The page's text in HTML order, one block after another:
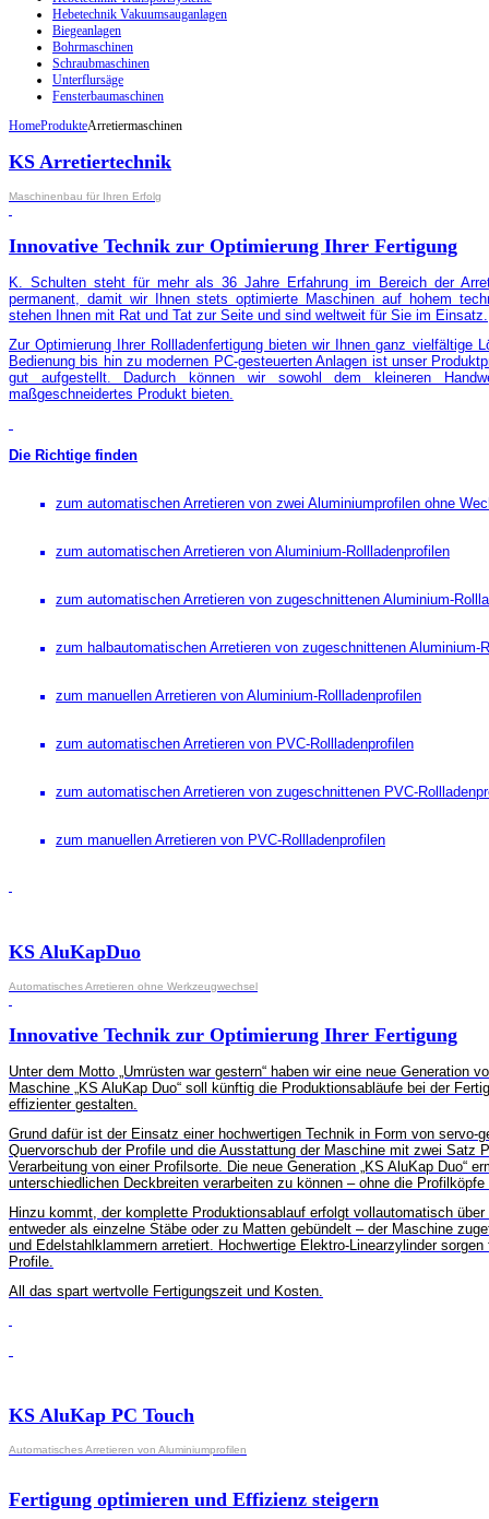
Hebetechnik Vakuumsauganlagen
Biegeanlagen
Bohrmaschinen
Schraubmaschinen
Unterflursäge
Fensterbaumaschinen
HomeProdukteArretiermaschinen
KS Arretiertechnik
Maschinenbau für Ihren Erfolg
Innovative Technik zur Optimierung Ihrer Fertigung
K. Schulten steht für mehr als 36 Jahre Erfahrung im Bereich der
permanent, damit wir Ihnen stets optimierte Maschinen auf hohem
stehen Ihnen mit Rat und Tat zur Seite und sind weltweit für Sie im Einsatz.
Zur Optimierung Ihrer Rollladenfertigung bieten wir Ihnen ganz vielfältige
Bedienung bis hin zu modernen PC-gesteuerten Anlagen ist unser
gut aufgestellt. Dadurch können wir sowohl dem kleineren
maßgeschneidertes Produkt bieten.
Die Richtige finden
zum automatischen Arretieren von zwei Aluminiumprofilen ohne
zum automatischen Arretieren von Aluminium-Rollladenprofilen
zum automatischen Arretieren von zugeschnittenen Aluminium-
zum halbautomatischen Arretieren von zugeschnittenen Aluminium-
zum manuellen Arretieren von Aluminium-Rollladenprofilen
zum automatischen Arretieren von PVC-Rollladenprofilen
zum automatischen Arretieren von zugeschnittenen PVC-
zum manuellen Arretieren von PVC-Rollladenprofilen
KS AluKapDuo
Automatisches Arretieren ohne Werkzeugwechsel
Innovative Technik zur Optimierung Ihrer Fertigung
Unter dem Motto „Umrüsten war gestern“ haben wir eine neue Generation
Maschine „KS AluKap Duo“ soll künftig die Produktionsabläufe bei der
effizienter gestalten.
Grund dafür ist der Einsatz einer hochwertigen Technik in Form von servo-
Quervorschub der Profile und die Ausstattung der Maschine mit zwei Satz
Verarbeitung von einer Profilsorte. Die neue Generation „KS AluKap Duo“
unterschiedlichen Deckbreiten verarbeiten zu können – ohne die
Hinzu kommt, der komplette Produktionsablauf erfolgt vollautomatisch
entweder als einzelne Stäbe oder zu Matten gebündelt – der Maschine
und Edelstahlklammern arretiert. Hochwertige Elektro-Linearzylinder
Profile.
All das spart wertvolle Fertigungszeit und Kosten.
KS AluKap PC Touch
Automatisches Arretieren von Aluminiumprofilen
Fertigung optimieren und Effizienz steigern